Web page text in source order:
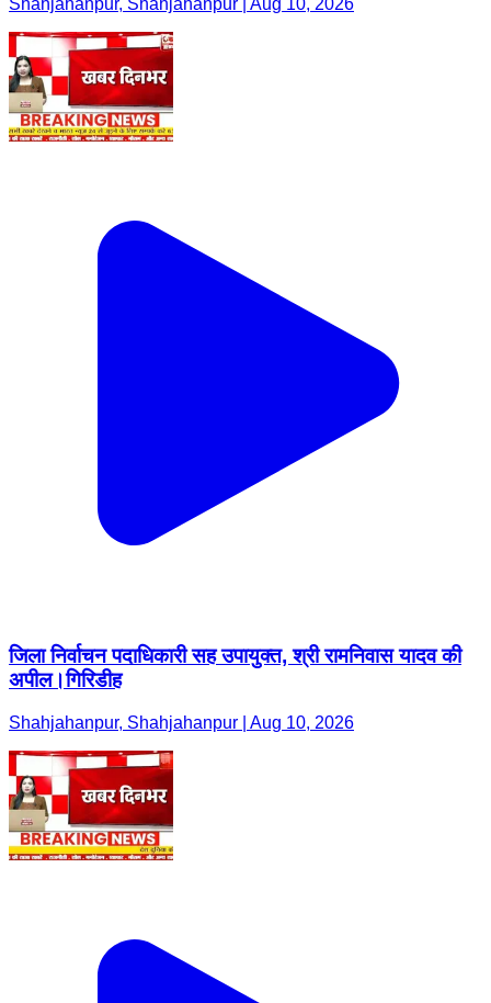
जिला निर्वाचन पदाधिकारी सह उपायुक्त, श्री रामनिवास यादव की
अपील।गिरिडीह
Shahjahanpur, Shahjahanpur | Aug 10, 2026